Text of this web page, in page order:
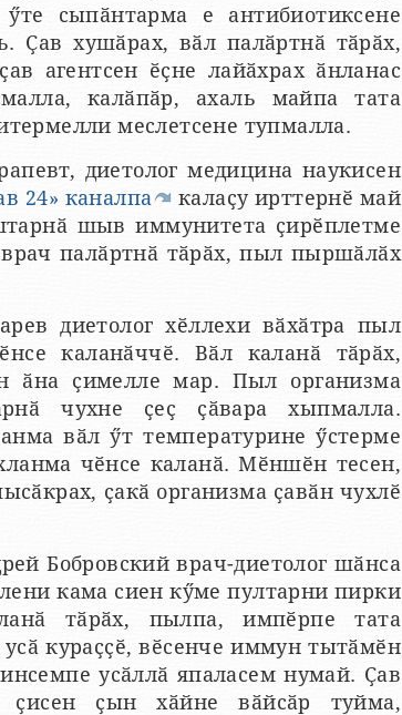
сыпӑнтарма е антибиотиксене
Ҫав хушӑрах, вӑл палӑртнӑ тӑрӑх,
агентсен ӗҫне лайӑхрах ӑнланас
калӑпӑр, ахаль майпа тата
меслетсене тупмалла.
диетолог медицина наукисен
24» каналпа
калаҫу ирттернӗ май
шыв иммунитета ҫирӗплетме
палӑртнӑ тӑрӑх, пыл пыршӑлӑх
диетолог хӗллехи вӑхӑтра пыл
каланӑччӗ. Вӑл каланӑ тӑрӑх,
ӑна ҫимелле мар. Пыл организма
чухне ҫеҫ ҫӑвара хыпмалла.
вӑл ӳт температурине ӳстерме
чӗнсе каланӑ. Мӗншӗн тесен,
ҫакӑ организма ҫавӑн чухлӗ
Бобровский врач-диетолог шӑнса
кама сиен кӳме пултарни пирки
тӑрӑх, пылпа, импӗрпе тата
кураҫҫӗ, вӗсенче иммун тытӑмӗн
усӑллӑ япаласем нумай. Ҫав
ҫын хӑйне вӑйсӑр туйма,